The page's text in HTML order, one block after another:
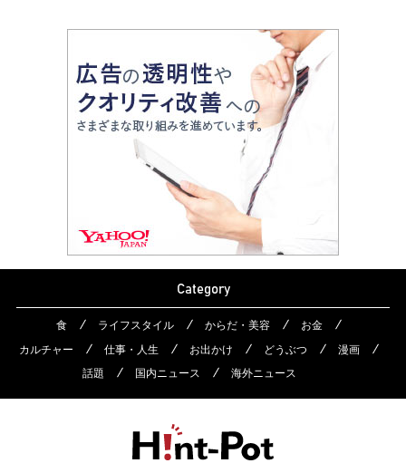
Category
食 ライフスタイル からだ・美容
お金
カルチャー
仕事・人生 お出かけ どうぶつ
漫画
話題
国内ニュース 海外ニュース